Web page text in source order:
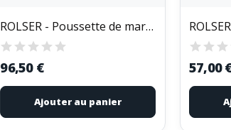
ROLSER - Poussette de marché 2 roues sac...
96,50 €
Ajouter au panier
57,00